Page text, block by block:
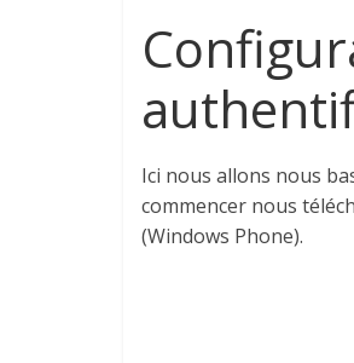
Ici nous allons nous
commencer nous
(Windows Phone).